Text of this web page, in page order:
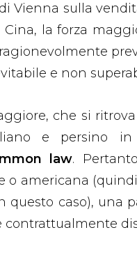
Vienna sulla
Cina, la forza
e non
che si
e persino
law.
americana
questo caso), una
contrattualmente